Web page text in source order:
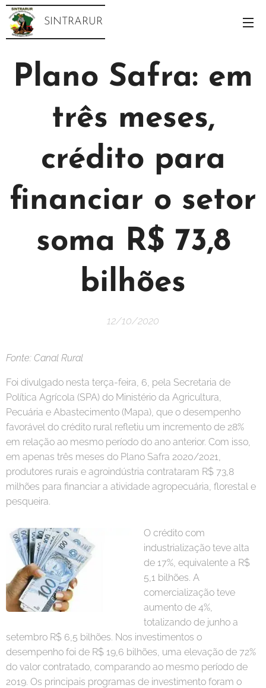
SINTRARUR
Plano Safra: em
três meses,
crédito para
financiar o setor
soma R$ 73,8
bilhões
12/10/2020
Fonte: Canal Rural
Foi divulgado nesta terça-feira, 6, pela Secretaria de
Política Agrícola (SPA) do Ministério da Agricultura,
Pecuária e Abastecimento (Mapa), que o desempenho
favorável do crédito rural refletiu um incremento de 28%
em relação ao mesmo período do ano anterior. Com isso,
em apenas três meses do Plano Safra 2020/2021,
produtores rurais e agroindústria contrataram R$ 73,8
milhões para financiar a atividade agropecuária, florestal e
pesqueira.
O crédito com
industrialização teve alta
de 17%, equivalente a R$
5,1 bilhões. A
comercialização teve
aumento de 4%,
totalizando de junho a
setembro R$ 6,5 bilhões. Nos investimentos o
desempenho foi de R$ 19,6 bilhões, uma elevação de 72%
do valor contratado, comparando ao mesmo período de
2019. Os principais programas de investimento foram o